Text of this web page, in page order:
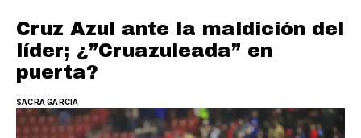
Cruz Azul ante la maldición del
líder; ¿”Cruazuleada” en
puerta?
SACRA GARCIA